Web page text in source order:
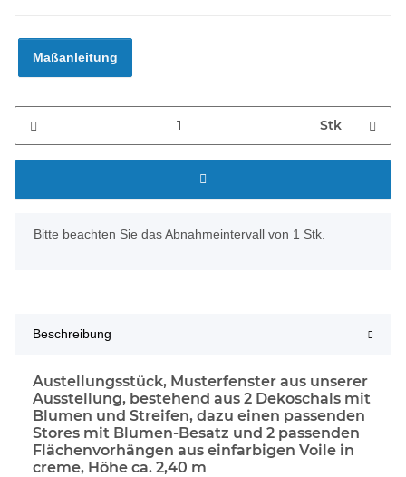
Maßanleitung
Stk
x
Bitte beachten Sie das Abnahmeintervall von 1 Stk.
Beschreibung
Austellungsstück, Musterfenster aus unserer
Ausstellung, bestehend aus 2 Dekoschals mit
Blumen und Streifen, dazu einen passenden
Stores mit Blumen-Besatz und 2 passenden
Flächenvorhängen aus einfarbigen Voile in
creme, Höhe ca. 2,40 m